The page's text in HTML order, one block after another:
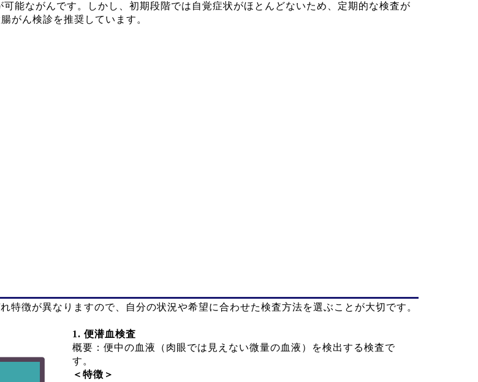
能ながんです。しかし、初期段階では自覚症状がほとんどないため、定期的な検査が
がん検診を推奨しています。
特徴が異なりますので、自分の状況や希望に合わせた検査方法を選ぶことが大切です。
1. 便潜血検査
概要：便中の血液（肉眼では見えない微量の血液）を検出する検査で
す。
＜特徴＞